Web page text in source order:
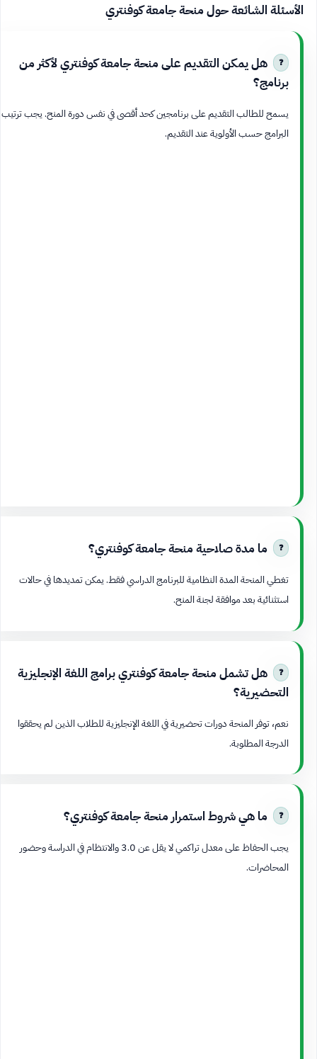
الأسئلة الشائعة حول منحة جامعة كوفنتري
هل يمكن التقديم على منحة جامعة كوفنتري لأكثر من
برنامج؟
يسمح للطالب التقديم على برنامجين كحد أقصى في نفس دورة المنح. يجب ترتيب
البرامج حسب الأولوية عند التقديم.
ما مدة صلاحية منحة جامعة كوفنتري؟
تغطي المنحة المدة النظامية للبرنامج الدراسي فقط. يمكن تمديدها في حالات
استثنائية بعد موافقة لجنة المنح.
هل تشمل منحة جامعة كوفنتري برامج اللغة الإنجليزية
التحضيرية؟
نعم، توفر المنحة دورات تحضيرية في اللغة الإنجليزية للطلاب الذين لم يحققوا
الدرجة المطلوبة.
ما هي شروط استمرار منحة جامعة كوفنتري؟
يجب الحفاظ على معدل تراكمي لا يقل عن 3.0 والانتظام في الدراسة وحضور
المحاضرات.